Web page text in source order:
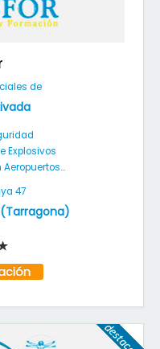
de
Explosivos
47
Tarragona)